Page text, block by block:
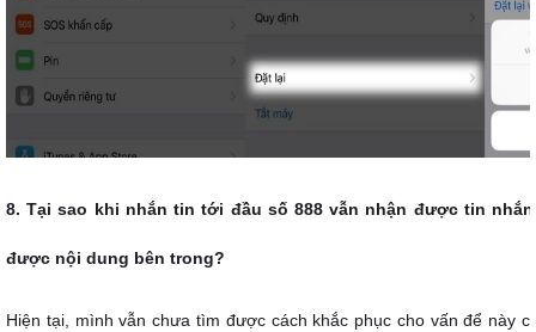
8. Tại sao khi nhắn tin tới đầu số 888 vẫn nhận được tin
được nội dung bên trong?
Hiện tại, mình vẫn chưa tìm được cách khắc phục cho vấn để này